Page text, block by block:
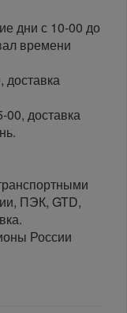
дни с 10-00 до
времени
доставка
00, доставка
ПЭК, GTD,
России